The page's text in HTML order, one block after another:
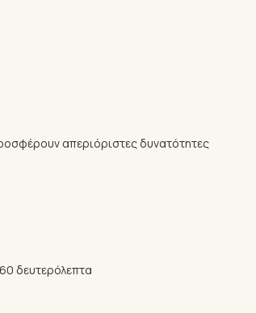
απεριόριστες δυνατότητες
δευτερόλεπτα